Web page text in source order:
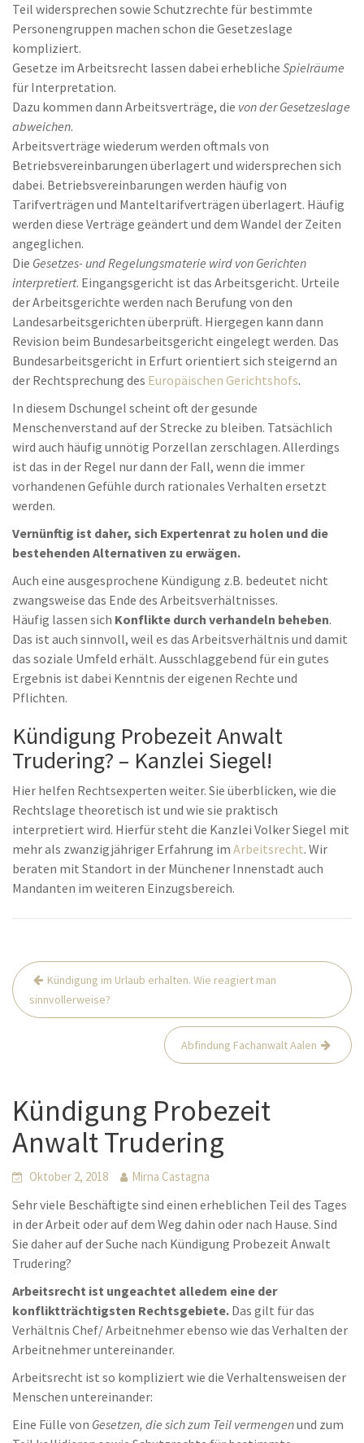
Teil widersprechen sowie Schutzrechte für bestimmte
Personengruppen machen schon die Gesetzeslage
kompliziert.
Gesetze im Arbeitsrecht lassen dabei erhebliche Spielräume
für Interpretation.
Dazu kommen dann Arbeitsverträge, die von der Gesetzeslage
abweichen.
Arbeitsverträge wiederum werden oftmals von
Betriebsvereinbarungen überlagert und widersprechen sich
dabei. Betriebsvereinbarungen werden häufig von
Tarifverträgen und Manteltarifverträgen überlagert. Häufig
werden diese Verträge geändert und dem Wandel der Zeiten
angeglichen.
Die Gesetzes- und Regelungsmaterie wird von Gerichten
interpretiert. Eingangsgericht ist das Arbeitsgericht. Urteile
der Arbeitsgerichte werden nach Berufung von den
Landesarbeitsgerichten überprüft. Hiergegen kann dann
Revision beim Bundesarbeitsgericht eingelegt werden. Das
Bundesarbeitsgericht in Erfurt orientiert sich steigernd an
der Rechtsprechung des Europäischen Gerichtshofs.
In diesem Dschungel scheint oft der gesunde
Menschenverstand auf der Strecke zu bleiben. Tatsächlich
wird auch häufig unnötig Porzellan zerschlagen. Allerdings
ist das in der Regel nur dann der Fall, wenn die immer
vorhandenen Gefühle durch rationales Verhalten ersetzt
werden.
Vernünftig ist daher, sich Expertenrat zu holen und die
bestehenden Alternativen zu erwägen.
Auch eine ausgesprochene Kündigung z.B. bedeutet nicht
zwangsweise das Ende des Arbeitsverhältnisses.
Häufig lassen sich Konflikte durch verhandeln beheben.
Das ist auch sinnvoll, weil es das Arbeitsverhältnis und damit
das soziale Umfeld erhält. Ausschlaggebend für ein gutes
Ergebnis ist dabei Kenntnis der eigenen Rechte und
Pflichten.
Kündigung Probezeit Anwalt
Trudering? – Kanzlei Siegel!
Hier helfen Rechtsexperten weiter. Sie überblicken, wie die
Rechtslage theoretisch ist und wie sie praktisch
interpretiert wird. Hierfür steht die Kanzlei Volker Siegel mit
mehr als zwanzigjähriger Erfahrung im Arbeitsrecht. Wir
beraten mit Standort in der Münchener Innenstadt auch
Mandanten im weiteren Einzugsbereich.
Beitrags-
Navigation
Kündigung im Urlaub erhalten. Wie reagiert man
sinnvollerweise?
Abfindung Fachanwalt Aalen
Kündigung Probezeit
Anwalt Trudering
Oktober 2, 2018 Mirna Castagna
Sehr viele Beschäftigte sind einen erheblichen Teil des Tages
in der Arbeit oder auf dem Weg dahin oder nach Hause. Sind
Sie daher auf der Suche nach Kündigung Probezeit Anwalt
Trudering?
Arbeitsrecht ist ungeachtet alledem eine der
konfliktträchtigsten Rechtsgebiete. Das gilt für das
Verhältnis Chef/ Arbeitnehmer ebenso wie das Verhalten der
Arbeitnehmer untereinander.
Arbeitsrecht ist so kompliziert wie die Verhaltensweisen der
Menschen untereinander:
Eine Fülle von Gesetzen, die sich zum Teil vermengenund zum